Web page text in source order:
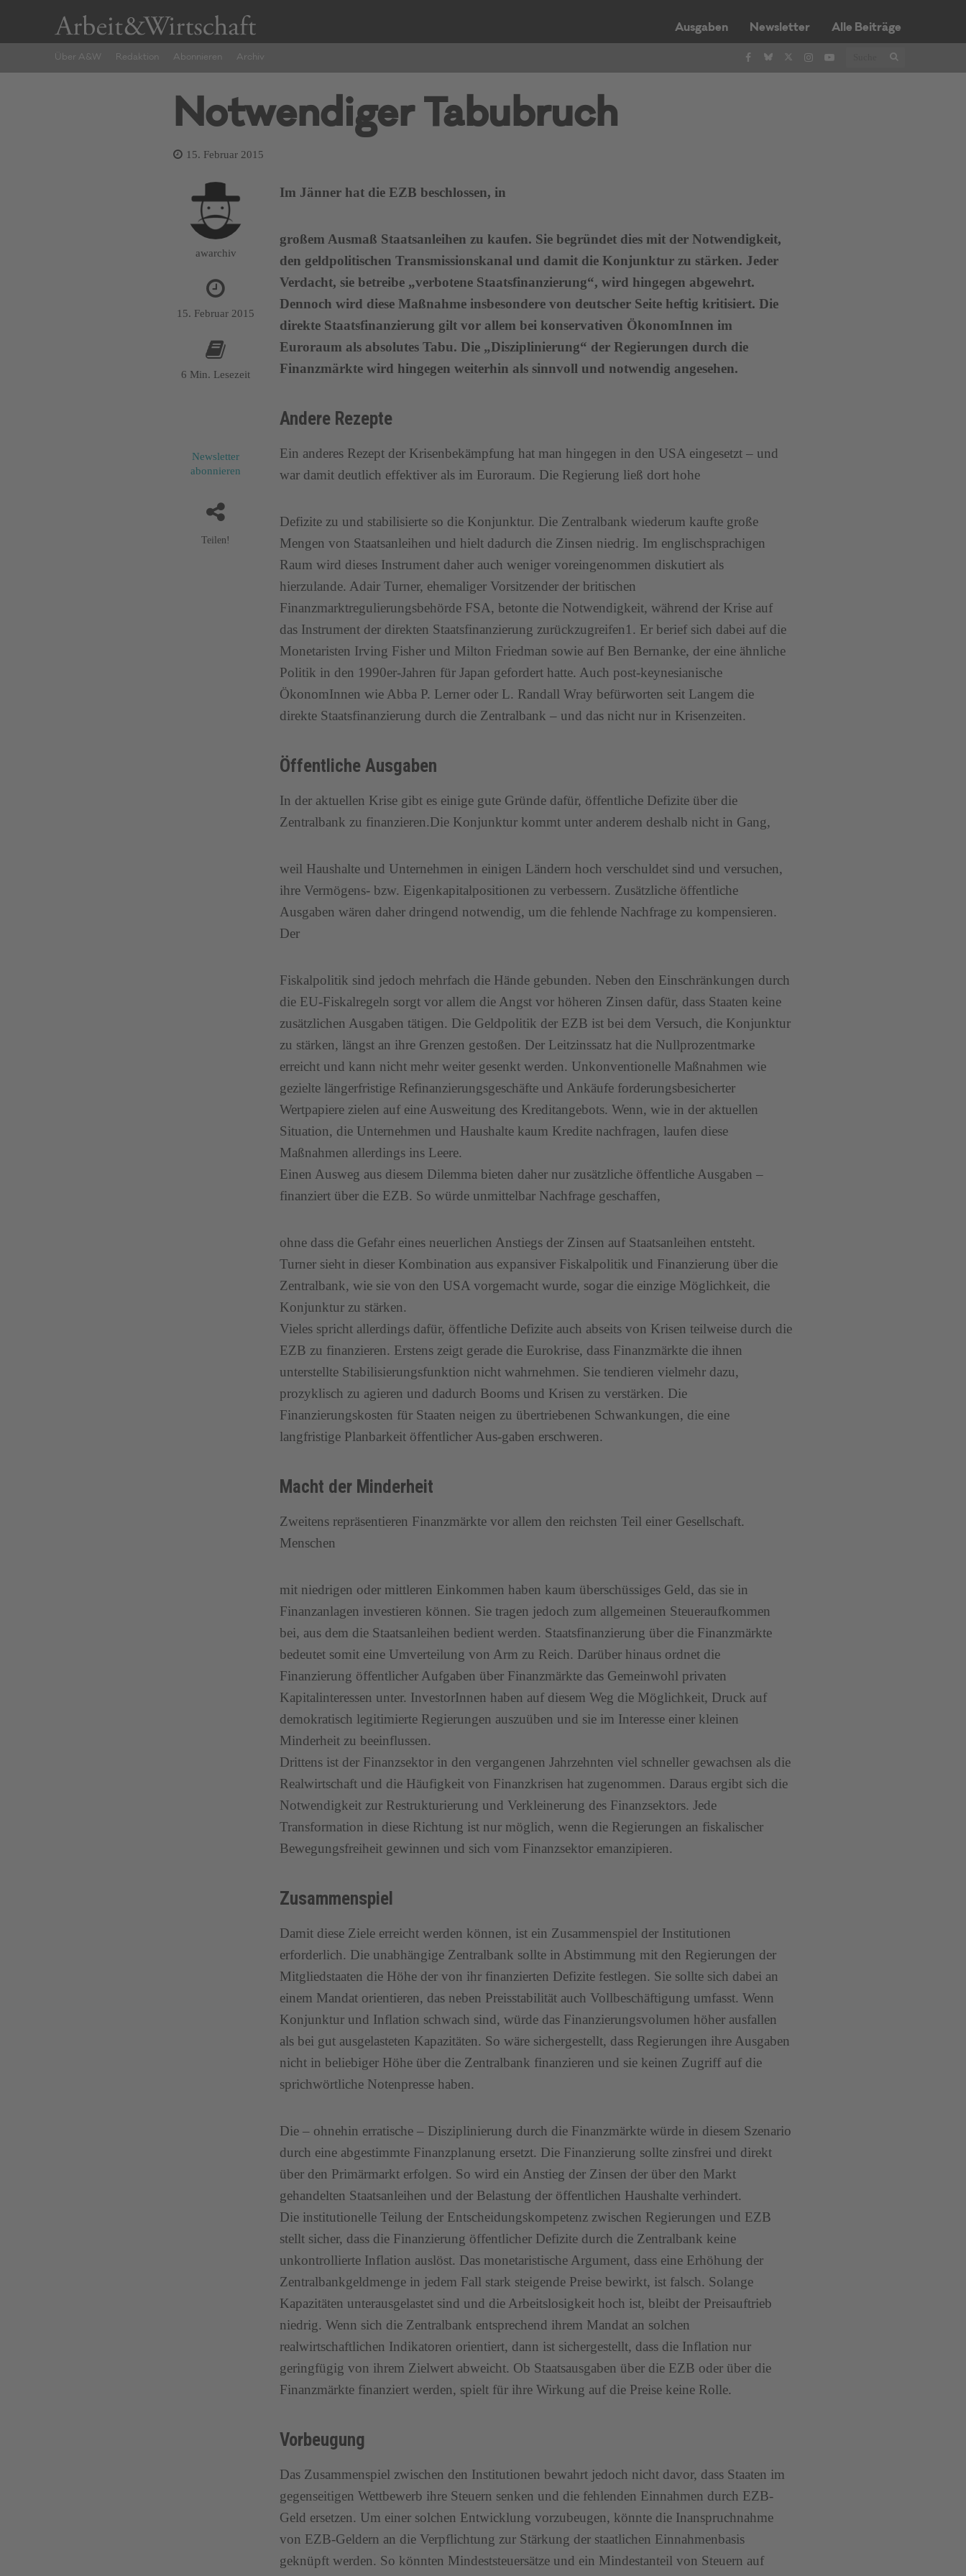
Ausgaben Newsletter Alle Beiträge
Über A&W Redaktion Abonnieren Archiv
Notwendiger Tabubruch
15. Februar 2015
awarchiv
15. Februar 2015
6 Min. Lesezeit
Newsletter
abonnieren
Teilen!
Im Jänner hat die EZB beschlossen, in
großem Ausmaß Staatsanleihen zu kaufen. Sie begründet dies mit der Notwendigkeit,
den geldpolitischen Transmissionskanal und damit die Konjunktur zu stärken. Jeder
Verdacht, sie betreibe „verbotene Staatsfinanzierung“, wird hingegen abgewehrt.
Dennoch wird diese Maßnahme insbesondere von deutscher Seite heftig kritisiert. Die
direkte Staatsfinanzierung gilt vor allem bei konservativen ÖkonomInnen im
Euroraum als absolutes Tabu. Die „Disziplinierung“ der Regierungen durch die
Finanzmärkte wird hingegen weiterhin als sinnvoll und notwendig angesehen.
Andere Rezepte
Ein anderes Rezept der Krisenbekämpfung hat man hingegen in den USA eingesetzt – und
war damit deutlich effektiver als im Euroraum. Die Regierung ließ dort hohe
Defizite zu und stabilisierte so die Konjunktur. Die Zentralbank wiederum kaufte große
Mengen von Staatsanleihen und hielt dadurch die Zinsen niedrig. Im englischsprachigen
Raum wird dieses Instrument daher auch weniger voreingenommen diskutiert als
hierzulande. Adair Turner, ehemaliger Vorsitzender der britischen
Finanzmarktregulierungsbehörde FSA, betonte die Notwendigkeit, während der Krise auf
das Instrument der direkten Staatsfinanzierung zurückzugreifen1. Er berief sich dabei auf die
Monetaristen Irving Fisher und Milton Friedman sowie auf Ben Bernanke, der eine ähnliche
Politik in den 1990er-Jahren für Japan gefordert hatte. Auch post-keynesianische
ÖkonomInnen wie Abba P. Lerner oder L. Randall Wray befürworten seit Langem die
direkte Staatsfinanzierung durch die Zentralbank – und das nicht nur in Krisenzeiten.
Öffentliche Ausgaben
In der aktuellen Krise gibt es einige gute Gründe dafür, öffentliche Defizite über die
Zentralbank zu finanzieren.Die Konjunktur kommt unter anderem deshalb nicht in Gang,
weil Haushalte und Unternehmen in einigen Ländern hoch verschuldet sind und versuchen,
ihre Vermögens- bzw. Eigenkapitalpositionen zu verbessern. Zusätzliche öffentliche
Ausgaben wären daher dringend notwendig, um die fehlende Nachfrage zu kompensieren.
Der
Fiskalpolitik sind jedoch mehrfach die Hände gebunden. Neben den Einschränkungen durch
die EU-Fiskalregeln sorgt vor allem die Angst vor höheren Zinsen dafür, dass Staaten keine
zusätzlichen Ausgaben tätigen. Die Geldpolitik der EZB ist bei dem Versuch, die Konjunktur
zu stärken, längst an ihre Grenzen gestoßen. Der Leitzinssatz hat die Nullprozentmarke
erreicht und kann nicht mehr weiter gesenkt werden. Unkonventionelle Maßnahmen wie
gezielte längerfristige Refinanzierungsgeschäfte und Ankäufe forderungsbesicherter
Wertpapiere zielen auf eine Ausweitung des Kreditangebots. Wenn, wie in der aktuellen
Situation, die Unternehmen und Haushalte kaum Kredite nachfragen, laufen diese
Maßnahmen allerdings ins Leere.
Einen Ausweg aus diesem Dilemma bieten daher nur zusätzliche öffentliche Ausgaben –
finanziert über die EZB. So würde unmittelbar Nachfrage geschaffen,
ohne dass die Gefahr eines neuerlichen Anstiegs der Zinsen auf Staatsanleihen entsteht.
Turner sieht in dieser Kombination aus expansiver Fiskalpolitik und Finanzierung über die
Zentralbank, wie sie von den USA vorgemacht wurde, sogar die einzige Möglichkeit, die
Konjunktur zu stärken.
Vieles spricht allerdings dafür, öffentliche Defizite auch abseits von Krisen teilweise durch die
EZB zu finanzieren. Erstens zeigt gerade die Eurokrise, dass Finanzmärkte die ihnen
unterstellte Stabilisierungsfunktion nicht wahrnehmen. Sie tendieren vielmehr dazu,
prozyklisch zu agieren und dadurch Booms und Krisen zu verstärken. Die
Finanzierungskosten für Staaten neigen zu übertriebenen Schwankungen, die eine
langfristige Planbarkeit öffentlicher Aus-gaben erschweren.
Macht der Minderheit
Zweitens repräsentieren Finanzmärkte vor allem den reichsten Teil einer Gesellschaft.
Menschen
mit niedrigen oder mittleren Einkommen haben kaum überschüssiges Geld, das sie in
Finanzanlagen investieren können. Sie tragen jedoch zum allgemeinen Steueraufkommen
bei, aus dem die Staatsanleihen bedient werden. Staatsfinanzierung über die Finanzmärkte
bedeutet somit eine Umverteilung von Arm zu Reich. Darüber hinaus ordnet die
Finanzierung öffentlicher Aufgaben über Finanzmärkte das Gemeinwohl privaten
Kapitalinteressen unter. InvestorInnen haben auf diesem Weg die Möglichkeit, Druck auf
demokratisch legitimierte Regierungen auszuüben und sie im Interesse einer kleinen
Minderheit zu beeinflussen.
Drittens ist der Finanzsektor in den vergangenen Jahrzehnten viel schneller gewachsen als die
Realwirtschaft und die Häufigkeit von Finanzkrisen hat zugenommen. Daraus ergibt sich die
Notwendigkeit zur Restrukturierung und Verkleinerung des Finanzsektors. Jede
Transformation in diese Richtung ist nur möglich, wenn die Regierungen an fiskalischer
Bewegungsfreiheit gewinnen und sich vom Finanzsektor emanzipieren.
Zusammenspiel
Damit diese Ziele erreicht werden können, ist ein Zusammenspiel der Institutionen
erforderlich. Die unabhängige Zentralbank sollte in Abstimmung mit den Regierungen der
Mitgliedstaaten die Höhe der von ihr finanzierten Defizite festlegen. Sie sollte sich dabei an
einem Mandat orientieren, das neben Preisstabilität auch Vollbeschäftigung umfasst. Wenn
Konjunktur und Inflation schwach sind, würde das Finanzierungsvolumen höher ausfallen
als bei gut ausgelasteten Kapazitäten. So wäre sichergestellt, dass Regierungen ihre Ausgaben
nicht in beliebiger Höhe über die Zentralbank finanzieren und sie keinen Zugriff auf die
sprichwörtliche Notenpresse haben.
Die – ohnehin erratische – Disziplinierung durch die Finanzmärkte würde in diesem Szenario
durch eine abgestimmte Finanzplanung ersetzt. Die Finanzierung sollte zinsfrei und direkt
über den Primärmarkt erfolgen. So wird ein Anstieg der Zinsen der über den Markt
gehandelten Staatsanleihen und der Belastung der öffentlichen Haushalte verhindert.
Die institutionelle Teilung der Entscheidungskompetenz zwischen Regierungen und EZB
stellt sicher, dass die Finanzierung öffentlicher Defizite durch die Zentralbank keine
unkontrollierte Inflation auslöst. Das monetaristische Argument, dass eine Erhöhung der
Zentralbankgeldmenge in jedem Fall stark steigende Preise bewirkt, ist falsch. Solange
Kapazitäten unterausgelastet sind und die Arbeitslosigkeit hoch ist, bleibt der Preisauftrieb
niedrig. Wenn sich die Zentralbank entsprechend ihrem Mandat an solchen
realwirtschaftlichen Indikatoren orientiert, dann ist sichergestellt, dass die Inflation nur
geringfügig von ihrem Zielwert abweicht. Ob Staatsausgaben über die EZB oder über die
Finanzmärkte finanziert werden, spielt für ihre Wirkung auf die Preise keine Rolle.
Vorbeugung
Das Zusammenspiel zwischen den Institutionen bewahrt jedoch nicht davor, dass Staaten im
gegenseitigen Wettbewerb ihre Steuern senken und die fehlenden Einnahmen durch EZB-
Geld ersetzen. Um einer solchen Entwicklung vorzubeugen, könnte die Inanspruchnahme
von EZB-Geldern an die Verpflichtung zur Stärkung der staatlichen Einnahmenbasis
geknüpft werden. So könnten Mindeststeuersätze und ein Mindestanteil von Steuern auf